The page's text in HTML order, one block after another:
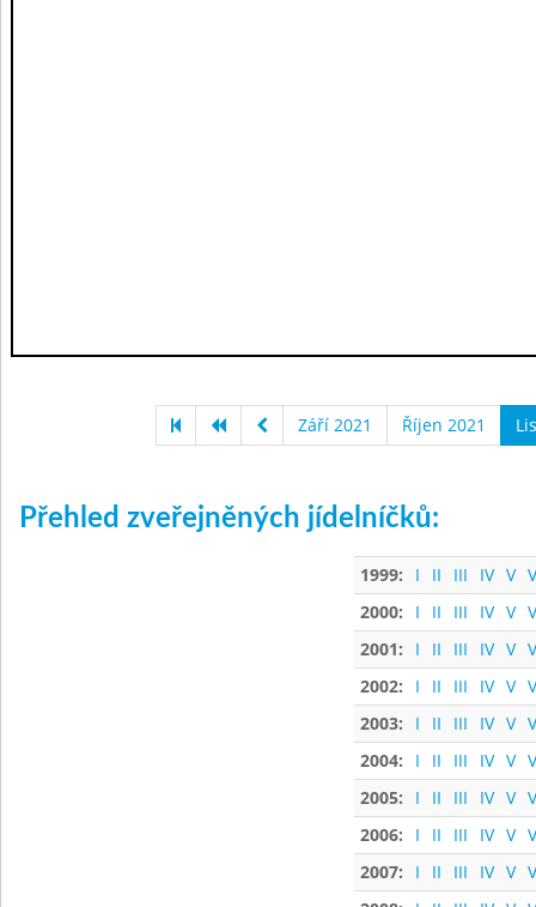
Září 2021 Říjen 2021
Přehled zveřejněných jídelníčků:
1999: I II III IV V
2000:
I II III IV V
2001:
I II III IV V
2002:
I II III IV V
2003:
I II III IV V
2004:
I II III IV V
2005:
I II III IV V
2006:
I II III IV V
2007:
I II III IV V